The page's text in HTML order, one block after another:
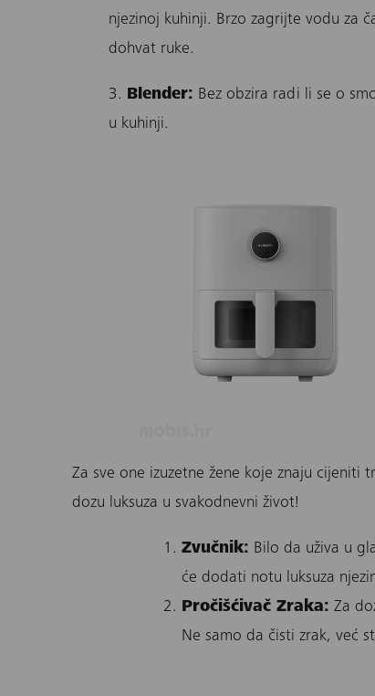
njezinoj kuhinji. Brzo zagrijte vodu za
dohvat ruke.
3. Blender: Bez obzira radi li se o
u kuhinji.
Za sve one izuzetne žene koje znaju
dozu luksuza u svakodnevni život!
Zvučnik: Bilo da uživa u
će dodati notu luksuza
Pročišćivač Zraka: Za
Ne samo da čisti zrak, već